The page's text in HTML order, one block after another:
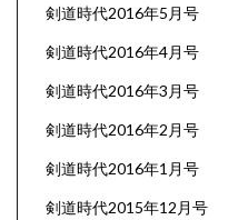
剣道時代2016年5月号
剣道時代2016年4月号
剣道時代2016年3月号
剣道時代2016年2月号
剣道時代2016年1月号
剣道時代2015年12月号